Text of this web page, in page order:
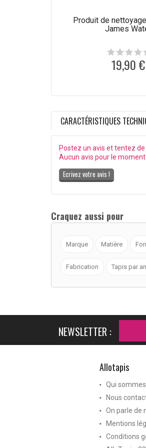
Produit de
James
19,90 €
CARACTÉRISTIQUES
Postez un avis et tentez
Aucun avis pour le moment.
Ecrivez votre avis !
Craquez aussi pour
Marque Matière
Fabrication Tapis par
NEWSLETTER :
Allotapis
Qui
Nous
On parle de
Mentions
Conditions